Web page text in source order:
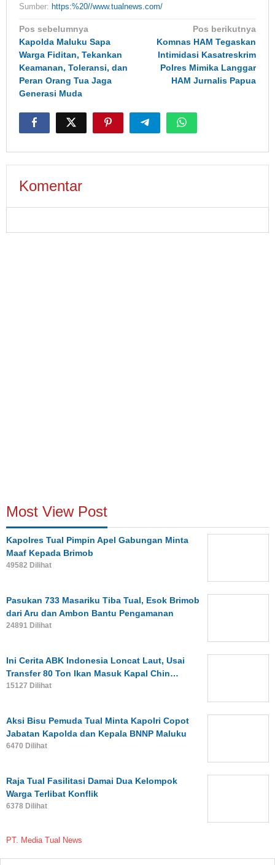
Sumber: https:%20//www.tualnews.com/
Navigasi
pos
Pos sebelumnya
Kapolda Maluku Sapa
Warga Fiditan, Tekankan
Keamanan, Toleransi, dan
Peran Orang Tua Jaga
Generasi Muda
Pos berikutnya
Komnas HAM Tegaskan
Intimidasi Kasatreskrim
Polres Mimika Langgar
HAM Jurnalis Papua
Komentar
Most View Post
Kapolres Tual Pimpin Apel Gabungan Minta
Maaf Kepada Brimob
49582 Dilihat
Pasukan 733 Masariku Tiba Tual, Esok Brimob
dari Aru dan Ambon Bantu Pengamanan
24891 Dilihat
Ini Cerita ABK Indonesia Loncat Laut, Usai
Transfer 80 Ton Ikan Masuk Kapal Chin…
15127 Dilihat
Aksi Bisu Pemuda Tual Minta Kapolri Copot
Jabatan Kapolda dan Kepala BNNP Maluku
6470 Dilihat
Raja Tual Fasilitasi Damai Dua Kelompok
Warga Terlibat Konflik
6378 Dilihat
PT. Media Tual News